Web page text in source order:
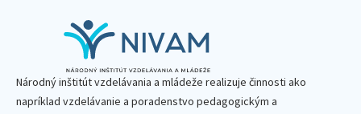
Národný inštitút vzdelávania a mládeže realizuje činnosti ako
napríklad vzdelávanie a poradenstvo pedagogickým a